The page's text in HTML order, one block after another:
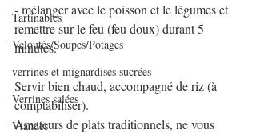
Tartinables
Veloutés/Soupes/Potages
verrines et mignardises sucrées
Verrines salées
Viandes
- mélanger avec le poisson et le légumes et
remettre sur le feu (feu doux) durant 5
minutes.
Servir bien chaud, accompagné de riz (à
comptabiliser).
Amateurs de plats traditionnels, ne vous